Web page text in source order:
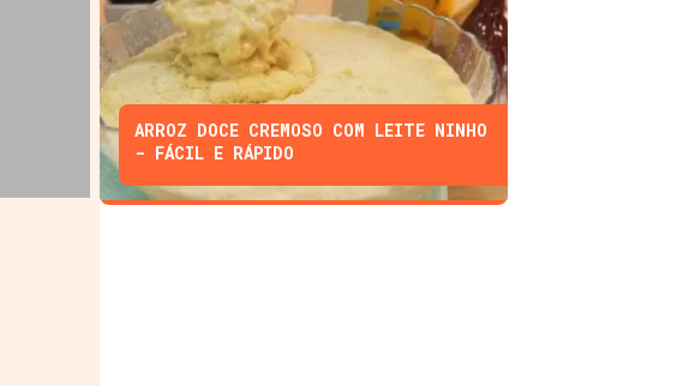
ARROZ DOCE CREMOSO COM LEITE NINHO
- FÁCIL E RÁPIDO